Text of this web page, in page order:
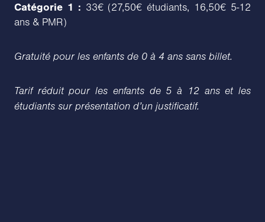
Catégorie 1 : 33€ (27,50€ étudiants, 16,50€ 5-12
ans & PMR)
Gratuité pour les enfants de 0 à 4 ans sans billet.
Tarif réduit pour les enfants de 5 à 12 ans et les
étudiants sur présentation d’un justificatif.